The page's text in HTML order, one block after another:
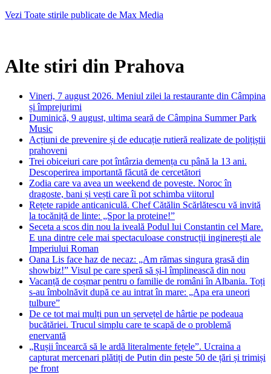
Vezi Toate stirile publicate de Max Media
Alte stiri din Prahova
Vineri, 7 august 2026. Meniul zilei la restaurante din Câmpina
și împrejurimi
Duminică, 9 august, ultima seară de Câmpina Summer Park
Music
Acțiuni de prevenire și de educație rutieră realizate de polițiștii
prahoveni
Trei obiceiuri care pot întârzia demența cu până la 13 ani.
Descoperirea importantă făcută de cercetători
Zodia care va avea un weekend de poveste. Noroc în
dragoste, bani și vești care îi pot schimba viitorul
Rețete rapide anticaniculă. Chef Cătălin Scărlătescu vă invită
la tocăniță de linte: „Spor la proteine!”
Seceta a scos din nou la iveală Podul lui Constantin cel Mare.
E una dintre cele mai spectaculoase construcții inginerești ale
Imperiului Roman
Oana Lis face haz de necaz: „Am rămas singura grasă din
showbiz!” Visul pe care speră să și-l împlinească din nou
Vacanță de coșmar pentru o familie de români în Albania. Toți
s-au îmbolnăvit după ce au intrat în mare: „Apa era uneori
tulbure”
De ce tot mai mulți pun un șervețel de hârtie pe podeaua
bucătăriei. Trucul simplu care te scapă de o problemă
enervantă
„Rușii încearcă să le ardă literalmente fețele”. Ucraina a
capturat mercenari plătiți de Putin din peste 50 de țări și trimiși
pe front